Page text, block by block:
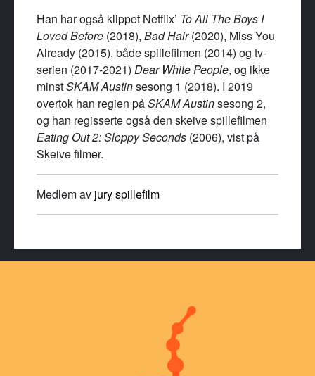
Han har også klippet Netflix’ To All The Boys I
Loved Before (2018), Bad Hair(2020), Miss You
Already (2015), både spillefilmen (2014) og tv-
serien (2017-2021) Dear White People, og ikke
minstSKAM Austinsesong 1 (2018). I 2019
overtok han regien påSKAM Austinsesong 2,
og han regisserte også den skeive spillefilmen
Eating Out 2: Sloppy Seconds (2006), vist på
Skeive filmer.
Medlem av jury spillefilm